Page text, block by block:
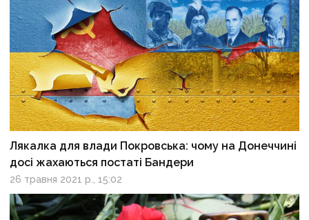
Лякалка для влади Покровська: чому на Донеччині
досі жахаються постаті Бандери
26 травня 2021 р., 15:02